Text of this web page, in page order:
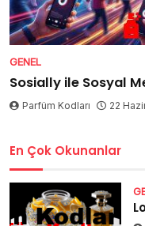
GENEL
Sosially ile Sosyal
Parfüm Kodları 22
En Çok Okunanlar